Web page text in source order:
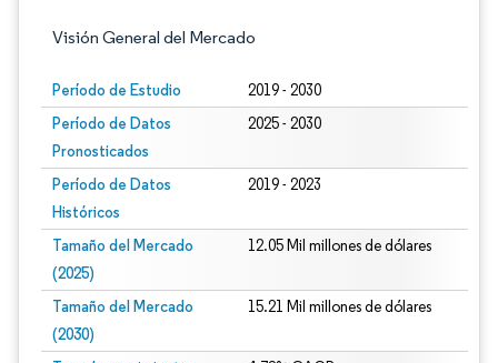
Visión General del Mercado
Período de Estudio 2019 - 2030
Período de Datos
Pronosticados
2025 - 2030
Período de Datos
Históricos
2019 - 2023
Tamaño del Mercado
(2025)
12.05 Mil millones de dólares
Tamaño del Mercado
(2030)
15.21 Mil millones de dólares